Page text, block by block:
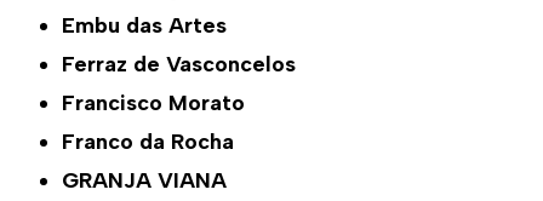
Embu das Artes
Ferraz de Vasconcelos
Francisco Morato
Franco da Rocha
GRANJA VIANA